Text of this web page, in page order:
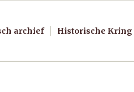
archief Historische Kring